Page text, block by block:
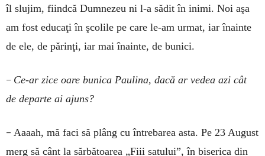
îl slujim, fiindcă Dumnezeu ni l-a sădit în inimi. Noi aşa
am fost educaţi în şcolile pe care le-am urmat, iar înainte
de ele, de părinţi, iar mai înainte, de bunici.
– Ce-ar zice oare bunica Paulina, dacă ar vedea azi cât
de departe ai ajuns?
– Aaaah, mă faci să plâng cu întrebarea asta. Pe 23 August
merg să cânt la sărbătoarea „Fiii satului”, în biserica din